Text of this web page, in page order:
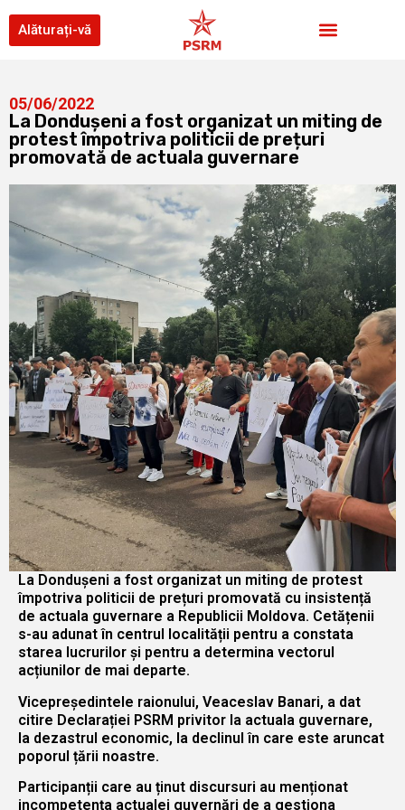
Alăturați-vă
05/06/2022
La Dondușeni a fost organizat un miting de
protest împotriva politicii de prețuri
promovată de actuala guvernare
La Dondușeni a fost organizat un miting de protest
împotriva politicii de prețuri promovată cu insistență
de actuala guvernare a Republicii Moldova. Cetățenii
s-au adunat în centrul localității pentru a constata
starea lucrurilor și pentru a determina vectorul
acțiunilor de mai departe.
Vicepreședintele raionului, Veaceslav Banari, a dat
citire Declarației PSRM privitor la actuala guvernare,
la dezastrul economic, la declinul în care este aruncat
poporul țării noastre.
Participanții care au ținut discursuri au menționat
incompetența actualei guvernări de a gestiona